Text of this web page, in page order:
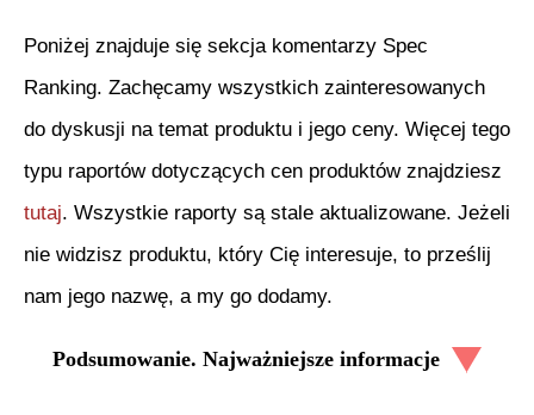
Poniżej znajduje się sekcja komentarzy Spec
Ranking. Zachęcamy wszystkich zainteresowanych
do dyskusji na temat produktu i jego ceny. Więcej tego
typu raportów dotyczących cen produktów znajdziesz
tutaj. Wszystkie raporty są stale aktualizowane. Jeżeli
nie widzisz produktu, który Cię interesuje, to prześlij
nam jego nazwę, a my go dodamy.
Podsumowanie. Najważniejsze informacje